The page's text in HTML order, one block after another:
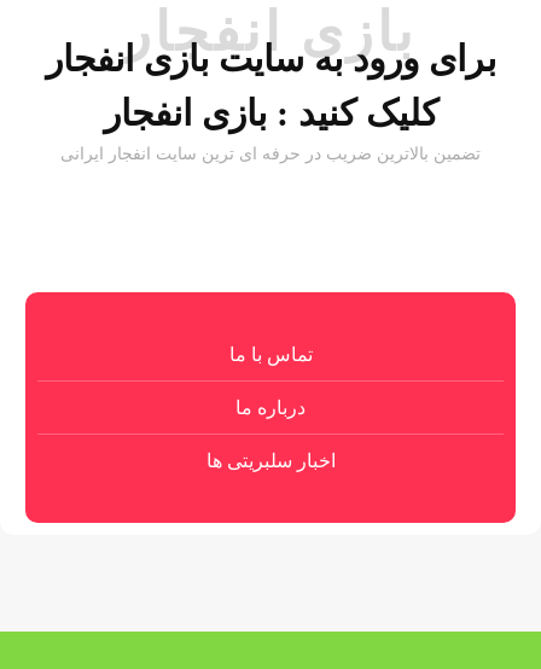
بازی انفجار
برای ورود به سایت بازی انفجار
کلیک کنید : بازی انفجار
تضمین بالاترین ضریب در حرفه ای ترین سایت انفجار ایرانی
تماس با ما
درباره ما
اخبار سلبریتی ها